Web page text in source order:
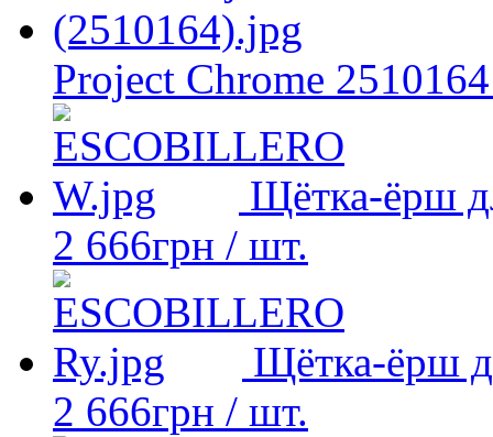
Project Chrome 2510164
Щётка-ёрш
2 666грн / шт.
Щётка-ёрш
2 666грн / шт.